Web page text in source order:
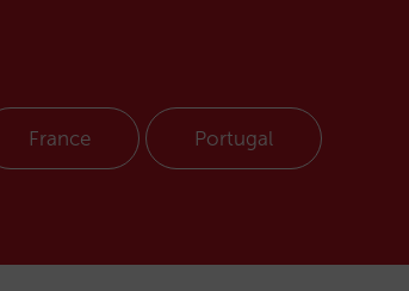
France Portugal